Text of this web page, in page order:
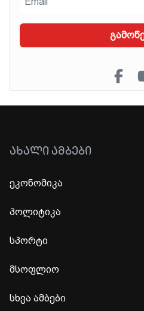
ᲐᲮᲐᲚᲘ ᲐᲛᲑᲔᲑᲘ
ეკონომიკა
პოლიტიკა
სპორტი
მსოფლიო
სხვა ამბები